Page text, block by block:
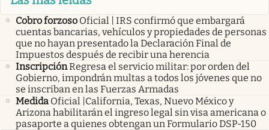
Cobro forzoso Oficial | IRS confirmó que embargará
cuentas bancarias, vehículos y propiedades de personas
que no hayan presentado la Declaración Final de
Impuestos después de recibir una herencia
InscripciónRegresa el servicio militar: por orden del
Gobierno, impondrán multas a todos los jóvenes que no
se inscriban en las Fuerzas Armadas
Medida Oficial |California, Texas, Nuevo México y
Arizona habilitarán el ingreso legal sin visa americana o
pasaporte a quienes obtengan un Formulario DSP-150